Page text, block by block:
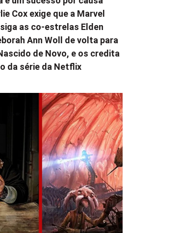
Cox exige que a Marvel
as co-estrelas Elden
Ann Woll de volta para
de Novo, e os credita
da série da Netflix